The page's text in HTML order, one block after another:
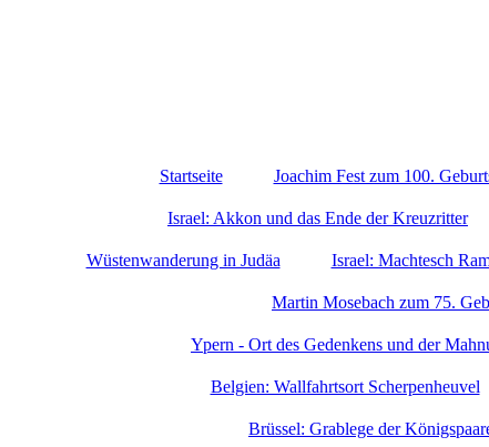
Startseite Joachim Fest zum 100.
Israel: Akkon und das Ende der Kreuzritter
Wüstenwanderung in Judäa Israel: Machtesch
Martin Mosebach zum 75.
Ypern - Ort des Gedenkens und der
Belgien: Wallfahrtsort Scherpenheuvel
Brüssel: Grablege der